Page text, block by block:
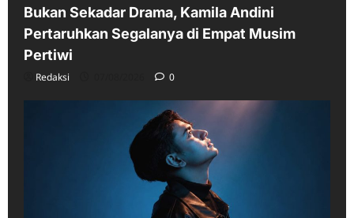
Bukan Sekadar Drama, Kamila Andini
Pertaruhkan Segalanya di Empat Musim
Pertiwi
Redaksi 0